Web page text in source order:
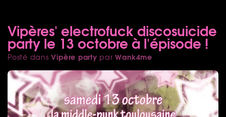
Vipères' electrofuck discosuicide
party le 13 octobre à l'épisode !
Posté dansVipère party parWank4me